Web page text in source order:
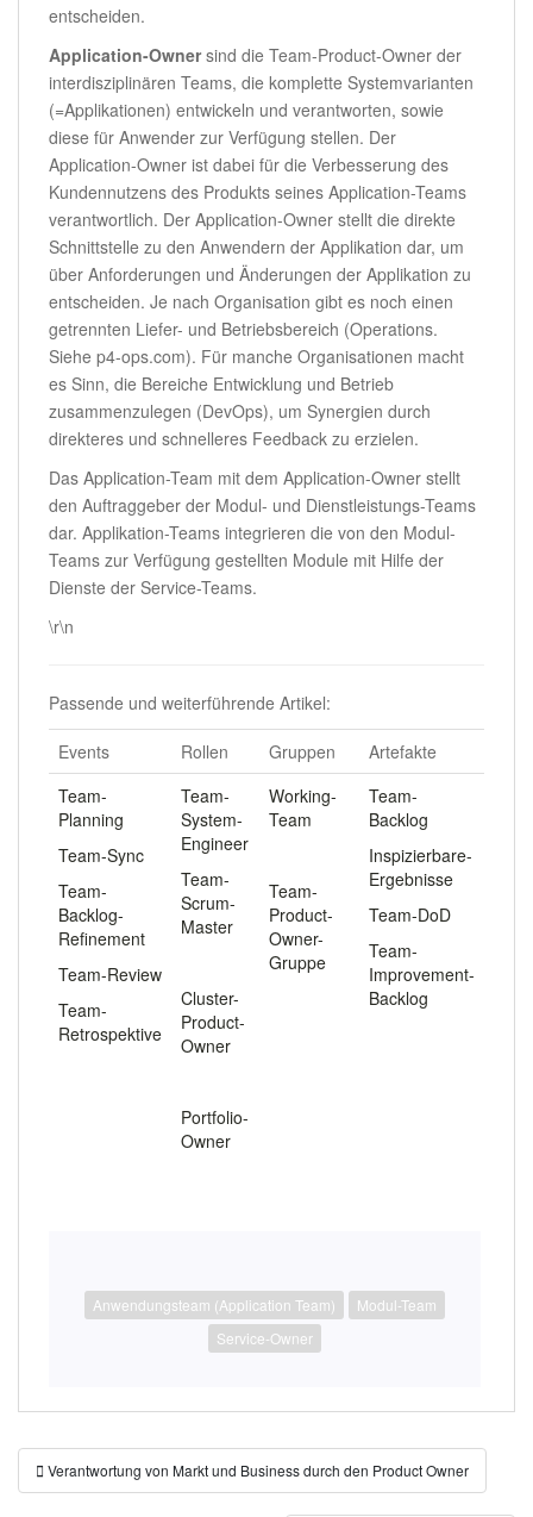
entscheiden.
Application-Ownersind die Team-Product-Owner der
interdisziplinären Teams, die komplette Systemvarianten
(=Applikationen) entwickeln und verantworten, sowie
diese für Anwender zur Verfügung stellen. Der
Application-Owner ist dabei für die Verbesserung des
Kundennutzens des Produkts seines Application-Teams
verantwortlich. Der Application-Owner stellt die direkte
Schnittstelle zu den Anwendern der Applikation dar, um
über Anforderungen und Änderungen der Applikation zu
entscheiden. Je nach Organisation gibt es noch einen
getrennten Liefer- und Betriebsbereich (Operations.
Siehe p4-ops.com). Für manche Organisationen macht
es Sinn, die Bereiche Entwicklung und Betrieb
zusammenzulegen (DevOps), um Synergien durch
direkteres und schnelleres Feedback zu erzielen.
Das Application-Team mit dem Application-Owner stellt
den Auftraggeber der Modul- und Dienstleistungs-Teams
dar. Applikation-Teams integrieren die von den Modul-
Teams zur Verfügung gestellten Module mit Hilfe der
Dienste der Service-Teams.
\r\n
Passende und weiterführende Artikel:
Events Rollen Gruppen
Artefakte
Team-
Planning
Team-Sync
Team-
Backlog-
Refinement
Team-Review
Team-
Retrospektive
Team-
System-
Engineer
Team-
Scrum-
Master
Cluster-
Product-
Owner
Portfolio-
Owner
Working-
Team
Team-
Product-
Owner-
Gruppe
Team-
Backlog
Inspizierbare-
Ergebnisse
Team-DoD
Team-
Improvement-
Backlog
Anwendungsteam (Application Team)
Modul-Team
Service-Owner
Beitragsnavigation
Verantwortung von Markt und Business durch den Product Owner